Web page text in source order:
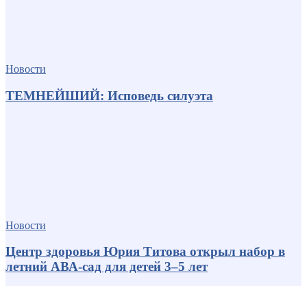
Новости
ТЕМНЕЙШИЙ: Исповедь силуэта
Новости
Центр здоровья Юрия Титова открыл набор в
летний АВА-сад для детей 3–5 лет